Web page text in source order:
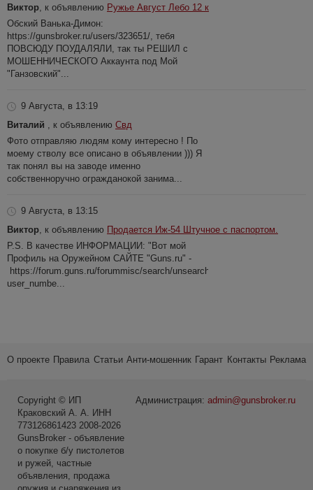
Виктор , к объявлению Ружье Август Лебо 12 к
Обский Ванька-Димон:
https://gunsbroker.ru/users/323651/, тебя
ПОВСЮДУ ПОУДАЛЯЛИ, так ты РЕШИЛ с
МОШЕННИЧЕСКОГО Аккаунта под Мой
"Ганзовский"...
9 Августа, в 13:19
Виталий
, к объявлению Свд
Фото отправляю людям кому интересно ! По
моему стволу все описано в объявлении ))) Я
так понял вы на заводе именно
собственноручно огражданокой занима...
9 Августа, в 13:15
Виктор , к объявлению Продается Иж-54 Штучное с паспортом.
P.S. В качестве ИНФОРМАЦИИ: "Вот мой
Профиль на Оружейном САЙТЕ "Guns.ru" -
https://forum.guns.ru/forummisc/search/unsearch?
user_numbe...
О проекте Правила Статьи Анти-мошенник Гарант Контакты Реклама
Администрация: admin@gunsbroker.ru
Copyright © ИП
Краковский А. А. ИНН
773126861423 2008-2026
GunsBroker - объявление
о покупке б/у пистолетов
и ружей, частные
объявления, продажа
оружия и снаряжения из